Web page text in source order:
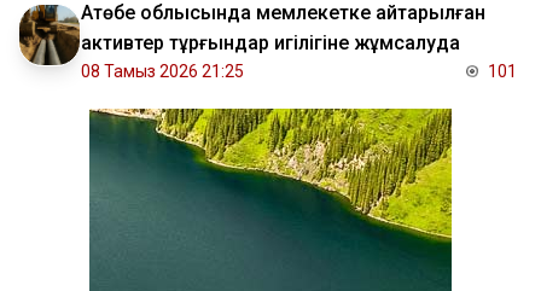
​Ақтөбе облысында мемлекетке қайтарылған
активтер тұрғындар игілігіне жұмсалуда
08 Тамыз 2026 21:25 101